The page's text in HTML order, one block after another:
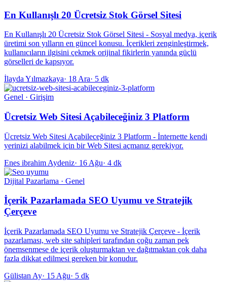
En Kullanışlı 20 Ücretsiz Stok Görsel Sitesi
En Kullanışlı 20 Ücretsiz Stok Görsel Sitesi - Sosyal medya, içerik
üretimi son yılların en güncel konusu. İçerikleri zenginleştirmek,
kullanıcıların ilgisini çekmek orijinal fikirlerin yanında güçlü
görselleri de kapsıyor.
İlayda Yılmazkaya· 18 Ara· 5 dk
Genel · Girişim
Ücretsiz Web Sitesi Açabileceğiniz 3 Platform
Ücretsiz Web Sitesi Açabileceğiniz 3 Platform - İnternette kendi
yerinizi alabilmek için bir Web Sitesi açmanız gerekiyor.
Enes ibrahim Aydeniz· 16 Ağu· 4 dk
Dijital Pazarlama · Genel
İçerik Pazarlamada SEO Uyumu ve Stratejik
Çerçeve
İçerik Pazarlamada SEO Uyumu ve Stratejik Çerçeve - İçerik
pazarlaması, web site sahipleri tarafından çoğu zaman pek
önemsenmese de içerik oluşturmaktan ve dağıtmaktan çok daha
fazla dikkat edilmesi gereken bir konudur.
Gülistan Ay· 15 Ağu· 5 dk